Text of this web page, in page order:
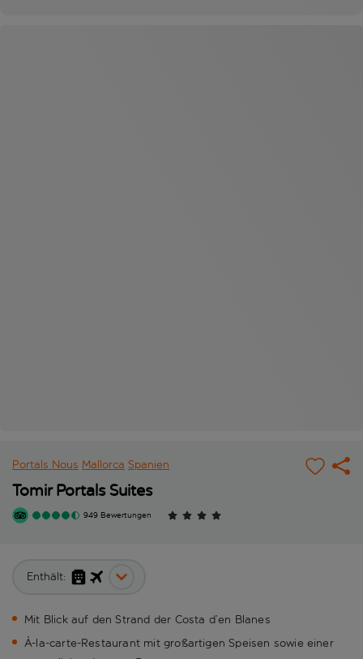
Portals Nous Mallorca Spanien
Tomir Portals Suites
949 Bewertungen
Enthält:
Mit Blick auf den Strand der Costa d’en Blanes
À-la-carte-Restaurant mit großartigen Speisen sowie einer